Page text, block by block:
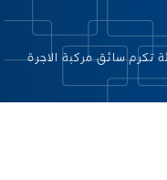
تكرم سائق مركبة الاجرة